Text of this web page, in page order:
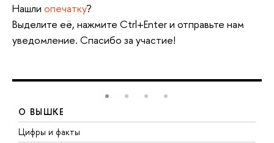
Нашли опечатку?
Выделите её, нажмите Ctrl+Enter и отправьте нам
уведомление. Спасибо за участие!
О ВЫШКЕ
Цифры и факты